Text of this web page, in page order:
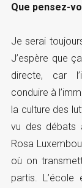
Que pensez-
Je serai
J’espère que
directe, car
conduire à
la culture des
vu des débats
Rosa
où on
partis.